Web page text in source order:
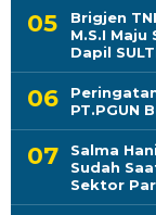
Brigjen
M.S.I
Dapil
PT.PGUN
Salma
Sudah
Sektor